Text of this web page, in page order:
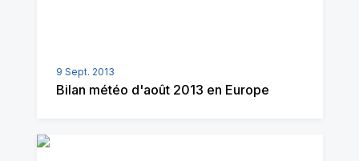
9 Sept. 2013
Bilan météo d'août 2013 en Europe